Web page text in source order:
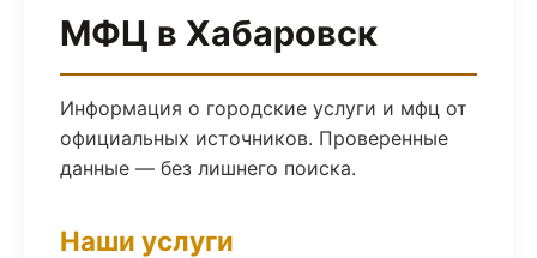
МФЦ в Хабаровск
Информация о городские услуги и мфц от
официальных источников. Проверенные
данные — без лишнего поиска.
Наши услуги